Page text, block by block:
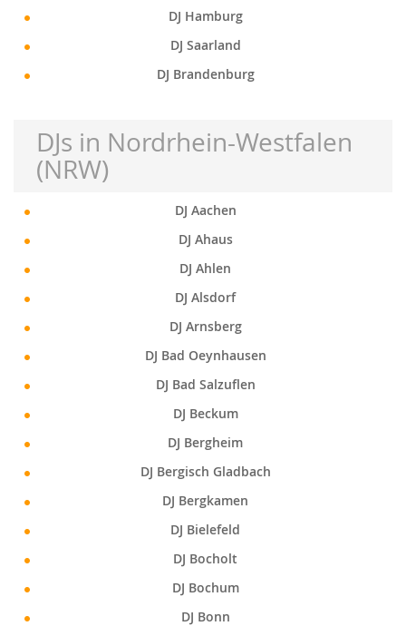
DJ Hamburg
DJ Saarland
DJ Brandenburg
DJs in Nordrhein-Westfalen
(NRW)
DJ Aachen
DJ Ahaus
DJ Ahlen
DJ Alsdorf
DJ Arnsberg
DJ Bad Oeynhausen
DJ Bad Salzuflen
DJ Beckum
DJ Bergheim
DJ Bergisch Gladbach
DJ Bergkamen
DJ Bielefeld
DJ Bocholt
DJ Bochum
DJ Bonn